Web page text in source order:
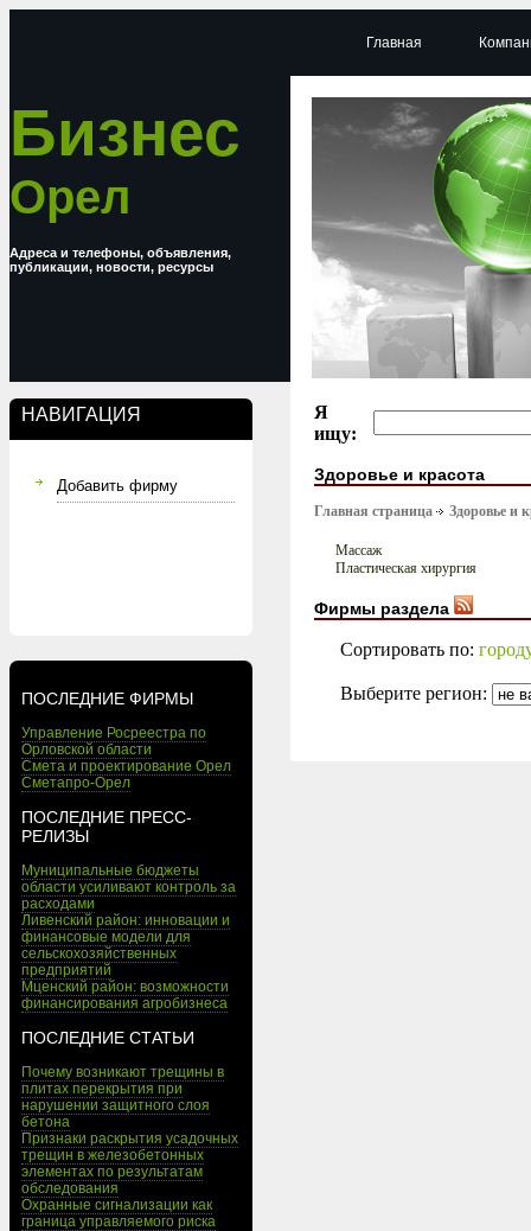
Бизнес
Орел
Адреса и телефоны, объявления,
публикации, новости, ресурсы
НАВИГАЦИЯ
Добавить фирму
ПОСЛЕДНИЕ ФИРМЫ
Управление Росреестра по
Орловской области
Смета и проектирование Орел
Сметапро-Орел
ПОСЛЕДНИЕ ПРЕСС-
РЕЛИЗЫ
Муниципальные бюджеты
области усиливают контроль за
расходами
Ливенский район: инновации и
финансовые модели для
сельскохозяйственных
предприятий
Мценский район: возможности
финансирования агробизнеса
ПОСЛЕДНИЕ СТАТЬИ
Почему возникают трещины в
плитах перекрытия при
нарушении защитного слоя
бетона
Признаки раскрытия усадочных
трещин в железобетонных
элементах по результатам
обследования
Охранные сигнализации как
граница управляемого риска
Главная
Я
ищу:
Здоровье и красота
Главная страница Здоровье и
Массаж
Пластическая хирургия
Фирмы раздела
Сортировать по:
Выберите регион: